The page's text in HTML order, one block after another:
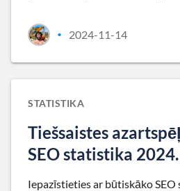
• 2024-11-14
STATISTIKA
Tiešsaistes
SEO statistika
Iepazīstieties ar būtiskāko